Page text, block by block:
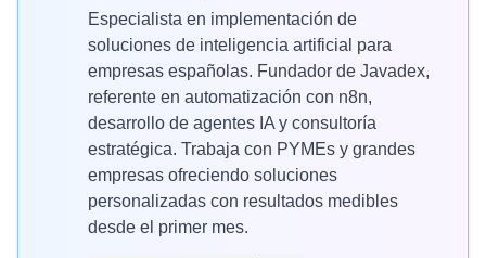
Especialista en implementación de
soluciones de inteligencia artificial para
empresas españolas. Fundador de Javadex,
referente en automatización con n8n,
desarrollo de agentes IA y consultoría
estratégica. Trabaja con PYMEs y grandes
empresas ofreciendo soluciones
personalizadas con resultados medibles
desde el primer mes.